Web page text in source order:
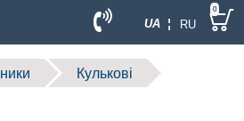
UA ¦ RU
0
Кулькові